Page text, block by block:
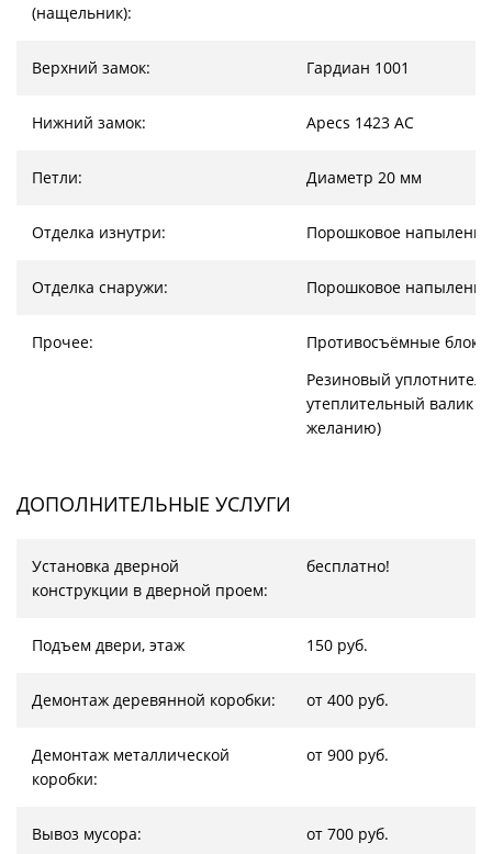
(нащельник):
Верхний замок: Гардиан 1001
Нижний замок: Apecs 1423 AC
Петли: Диаметр 20 мм
Отделка изнутри: Порошковое напыление
Отделка снаружи: Порошковое напыление
Прочее:
Противосъёмные
Резиновый
утеплительный валик
желанию)
ДОПОЛНИТЕЛЬНЫЕ УСЛУГИ
Установка дверной
конструкции в дверной проем:
бесплатно!
Подъем двери, этаж 150 руб.
Демонтаж деревянной коробки: от 400 руб.
Демонтаж металлической
коробки:
от 900 руб.
Вывоз мусора: от 700 руб.